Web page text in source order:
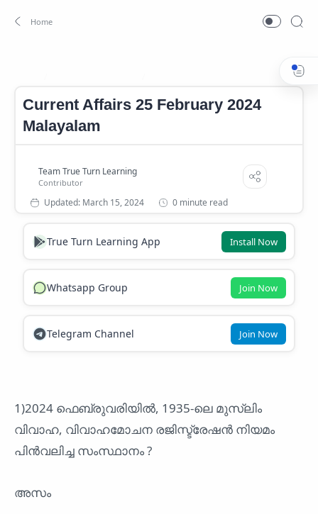
Current Affairs 25 February 2024
Malayalam
0 minute read
True Turn Learning App Install Now
Whatsapp Group Join Now
Telegram Channel Join Now
1)2024 ഫെബ്രുവരിയിൽ, 1935-ലെ മുസ്ലിം
വിവാഹ, വിവാഹമോചന രജിസ്ട്രേഷൻ നിയമം
പിൻവലിച്ച സംസ്ഥാനം ?
അസം